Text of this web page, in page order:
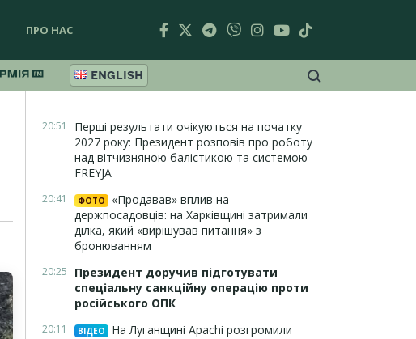
ПРО НАС
ENGLISH
20:51
Перші результати очікуються на початку
2027 року: Президент розповів про роботу
над вітчизняною балістикою та системою
FREYJA
20:41 ФОТО
«Продавав» вплив на
держпосадовців: на Харківщині затримали
ділка, який «вирішував питання» з
бронюванням
20:25
Президент доручив підготувати
спеціальну санкційну операцію проти
російського ОПК
20:11 ВІДЕО
На Луганщині Apachi розгромили